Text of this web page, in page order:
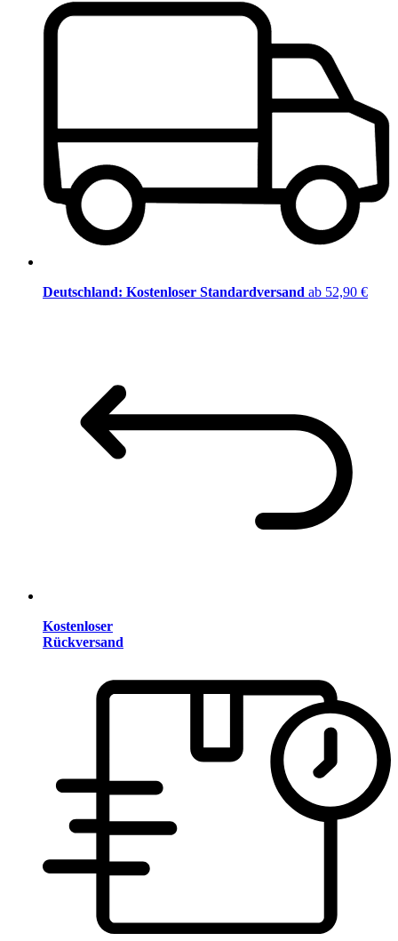
Deutschland: Kostenloser Standardversand ab 52,90 €
Kostenloser
Rückversand